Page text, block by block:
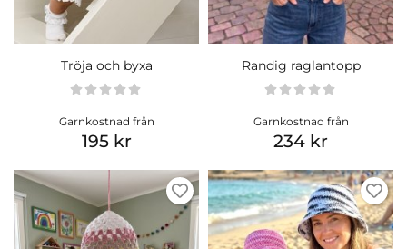
Tröja och byxa
Garnkostnad från
195 kr
Randig raglantopp
Garnkostnad från
234 kr